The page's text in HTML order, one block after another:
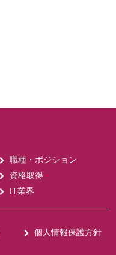
職種・ポジション
資格取得
IT業界
個人情報保護方針